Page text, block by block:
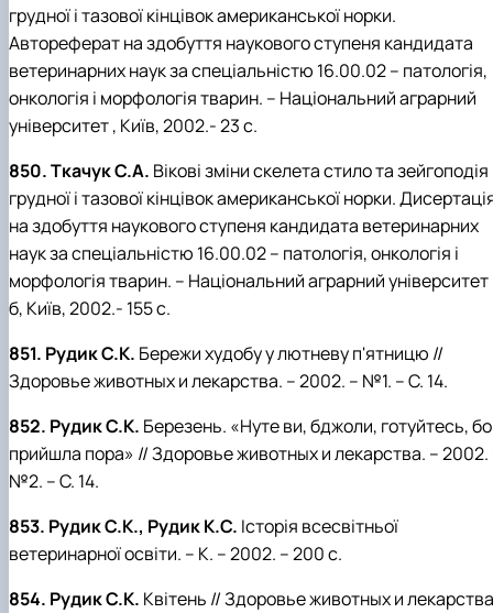
грудної і тазової кінцівок американської норки.
Автореферат на здобуття наукового ступеня кандидата
ветеринарних наук за спеціальністю 16.00.02 – патологія,
онкологія і морфологія тварин. – Національний аграрний
університет , Київ, 2002.- 23 с.
850. Ткачук С.А. Вікові зміни скелета стило та зейгоподія
грудної і тазової кінцівок американської норки.
на здобуття наукового ступеня кандидата ветеринарних
наук за спеціальністю 16.00.02 – патологія, онкологія і
морфологія тварин. – Національний аграрний університет
б, Київ, 2002.- 155 с.
851. Рудик С.К. Бережи худобу у лютневу п'ятницю //
Здоровье животных и лекарства. – 2002. – №1. – С. 14.
852. Рудик С.К. Березень. «Нуте ви, бджоли, готуйтесь, бо
прийшла пора» // Здоровье животных и лекарства. – 2002.
№2. – С. 14.
853. Рудик С.К., Рудик К.С. Історія всесвітньої
ветеринарної освіти. – К. – 2002. – 200 с.
854. Рудик С.К. Квітень // Здоровье животных и